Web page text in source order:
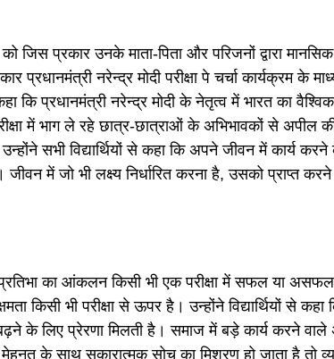
को जिस प्रकार उनके माता-पिता और परिजनों द्वारा
प्रधानमंत्री नरेन्द्र मोदी परीक्षा पे चर्चा कार्यक्रम के
कि प्रधानमंत्री नरेन्द्र मोदी के नेतृत्व में भारत का
में भाग ले रहे छात्र-छात्राओं के अभिभावकों से अपील
सभी विद्यार्थियों से कहा कि अपने जीवन में कार्य करने
में जो भी लक्ष्य निर्धारित करना है, उसको प्राप्त
का आंकलन किसी भी एक परीक्षा में सफल या असफल
किसी भी परीक्षा से ऊपर है। उन्होंने विद्यार्थियों से कहा
के लिए प्रेरणा मिलती है। समाज में बड़े कार्य करने वाले
के साथ सकारात्मक सोच का मिश्रण हो जाता है तो